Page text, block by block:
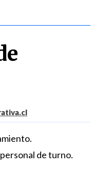
de turno.